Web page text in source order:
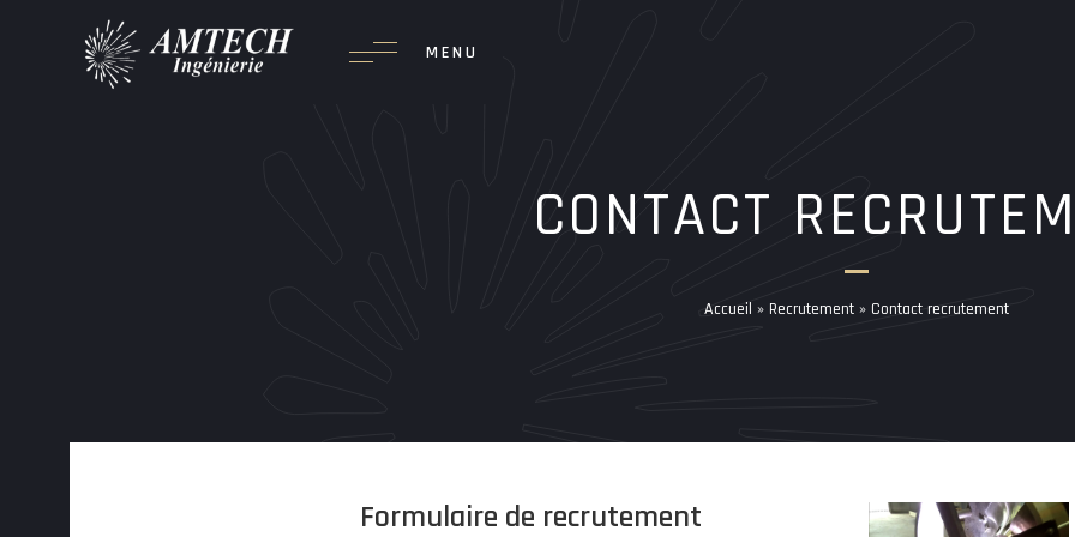
MENU
CONTACT
Accueil » Recrutement» Contact recrutement
Formulaire de recrutement